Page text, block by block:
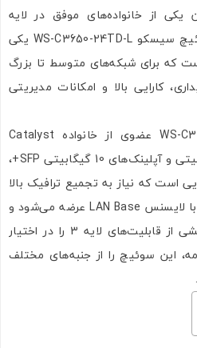
یکی از خانواده‌های موفق در لایه
دسترسی شناخته می‌شود. سوئیچ سیسکو WS-C3650-24TD-L یکی
که برای شبکه‌های متوسط تا بزرگ
کارایی بالا و امکانات مدیریتی
WS-C3650-24TD-L عضوی از خانواده Catalyst
3650 بوده و با 24 پورت گیگابیتی و آپلینک‌های 10 گیگابیتی SFP+،
است که نیاز به تجمیع ترافیک بالا
در لایه Access دارند. این مدل با لایسنس LAN Base عرضه می‌شود و
امکانات لایه 2 پیشرفته و بخشی از قابلیت‌های لایه 3 را در اختیار
این سوئیچ را از جنبه‌های مختلف